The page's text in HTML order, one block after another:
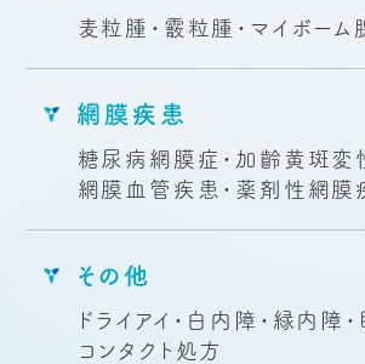
麦粒腫・霰粒腫・マイボーム
網膜疾患
糖尿病網膜症・加齡黄斑変
網膜血管疾患 ・薬剤性網膜
その他
ドライアイ・白内障・緑内障
コンタクト処方